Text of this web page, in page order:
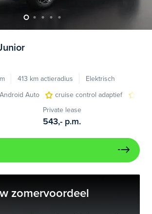
413 km actieradius
Elektrisch
Auto
cruise control adaptief
Private lease
543,- p.m.
zomervoordeel